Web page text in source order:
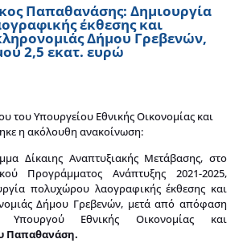
Παπαθανάσης: Δημιουργία
έκθεσης και
Δήμου Γρεβενών,
2,5 εκατ. ευρώ
του Υπουργείου Εθνικής Οικονομίας και
η ακόλουθη ανακοίνωση:
Δίκαιης Αναπτυξιακής Μετάβασης, στο
Προγράμματος Ανάπτυξης 2021-2025,
πολυχώρου λαογραφικής έκθεσης και
Δήμου Γρεβενών, μετά από απόφαση
Εθνικής Οικονομίας και
Παπαθανάση.